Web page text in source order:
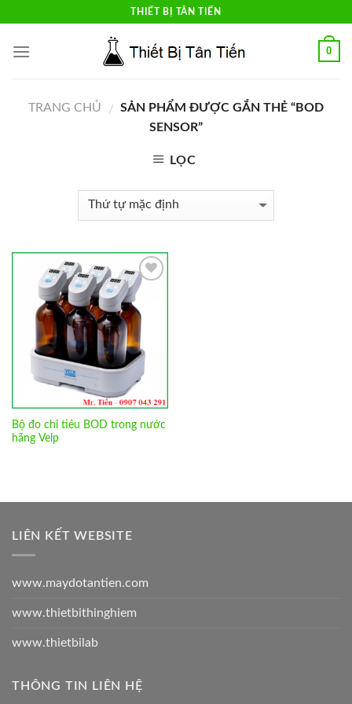
content
THIẾT BỊ TÂN TIẾN
0
TRANG CHỦ / SẢN PHẨM ĐƯỢC GẮN THẺ “BOD
SENSOR”
LỌC
Add to
Wishlist
Bộ đo chỉ tiêu BOD trong nước
hãng Velp
LIÊN KẾT WEBSITE
www.maydotantien.com
www.thietbithinghiem
www.thietbilab
THÔNG TIN LIÊN HỆ